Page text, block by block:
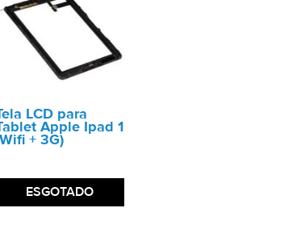
LCD para
Apple Ipad 1
+ 3G)
ESGOTADO